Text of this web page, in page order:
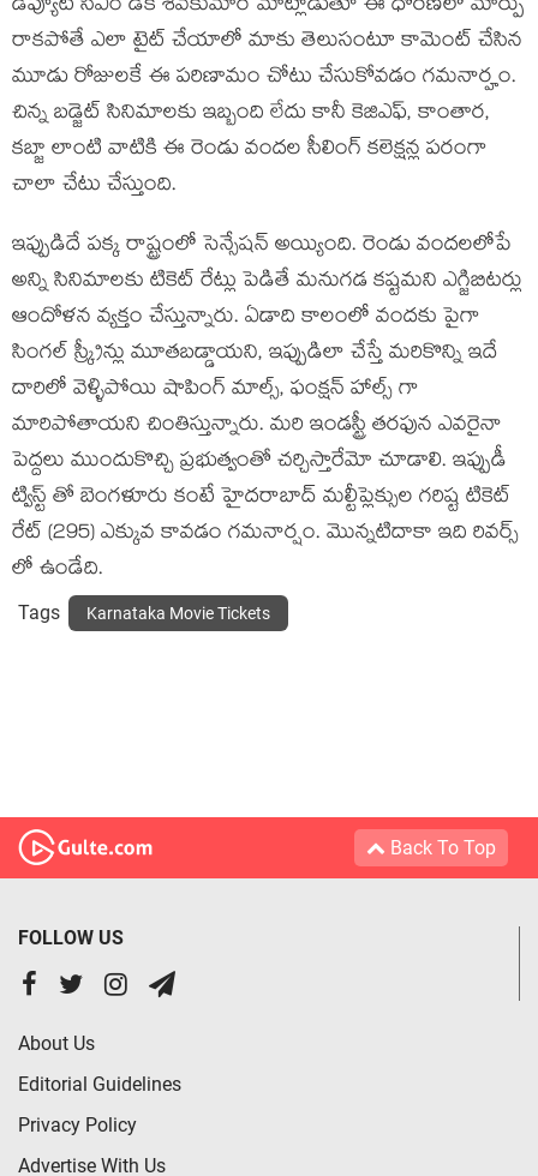
రాకపోతే ఎలా టైట్ చేయాలో మాకు తెలుసంటూ కామెంట్ చేసిన
మూడు రోజులకే ఈ పరిణామం చోటు చేసుకోవడం గమనార్హం.
చిన్న బడ్జెట్ సినిమాలకు ఇబ్బంది లేదు కానీ కెజిఎఫ్, కాంతార,
కబ్జా లాంటి వాటికి ఈ రెండు వందల సీలింగ్ కలెక్షన్ల పరంగా
చాలా చేటు చేస్తుంది.
ఇప్పుడిదే పక్క రాష్ట్రంలో సెన్సేషన్ అయ్యింది. రెండు వందలలోపే
అన్ని సినిమాలకు టికెట్ రేట్లు పెడితే మనుగడ కష్టమని ఎగ్జిబిటర్లు
ఆందోళన వ్యక్తం చేస్తున్నారు. ఏడాది కాలంలో వందకు పైగా
సింగల్ స్క్రీన్లు మూతబడ్డాయని, ఇప్పుడిలా చేస్తే మరికొన్ని ఇదే
దారిలో వెళ్ళిపోయి షాపింగ్ మాల్స్, ఫంక్షన్ హాల్స్ గా
మారిపోతాయని చింతిస్తున్నారు. మరి ఇండస్ట్రీ తరఫున ఎవరైనా
పెద్దలు ముందుకొచ్చి ప్రభుత్వంతో చర్చిస్తారేమో చూడాలి. ఇప్పుడీ
ట్విస్ట్ తో బెంగళూరు కంటే హైదరాబాద్ మల్టీప్లెక్సుల గరిష్ట టికెట్
రేట్ (295) ఎక్కువ కావడం గమనార్షం. మొన్నటిదాకా ఇది రివర్స్
లో ఉండేది.
Tags Karnataka Movie Tickets
Back To Top
FOLLOW US
About Us
Editorial Guidelines
Privacy Policy
Advertise With Us